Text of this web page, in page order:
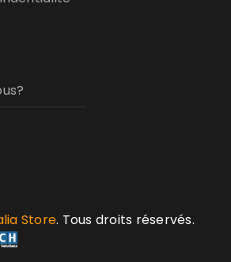
Store. Tous droits réservés.